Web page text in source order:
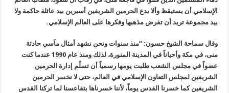
الإسلامي أن يستيقظ وألا يدع الحرمين الشريفين أسيرين بيد عائلة حاكمة ولا
بيد مجموعة تريد أن تفرض مذهبها وفكرها على العالم الإسلامي.
وقال سماحة الشيخ حسون: “منذ سنوات ونحن نشهد أمثال مآسي حادثة
منى، في مكة وأحياناً في المدينة المنورة، لذلك ومنذ عام 1990 عندما كنت
عضواً في مجلس الشعب طلبت يومها رسمياً أن تسلّم إدارة الحرمين
الشريفين لمجلس التعاون الإسلامي في العالم، حتى لا نخسر الحرمين
الشريفين كما خسرنا القدس يوماً، لأننا خسرناها بتقاعسنا لما تركنا القدس